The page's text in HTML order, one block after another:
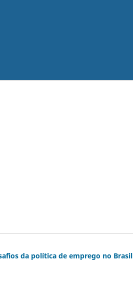
da política de emprego no Brasil